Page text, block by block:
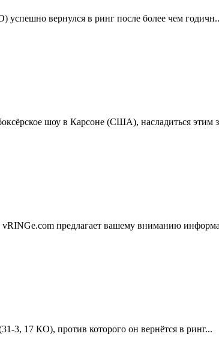
вернулся в ринг после более чем
шоу в Карсоне (США), насладиться этим
предлагает вашему вниманию
3, 17 КО), против которого он вернётся в ринг...